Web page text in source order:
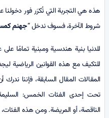
هذه هي التجربة التي تُكرَر فور دخولنا
شروط الآخرة، فسوف ندخل “جهنم
للدنيا بنية هندسية ومبنية تمامًا
للتكيف مع هذه القوانين الرياضية
المقالات المقال السابقة، فإننا
تحت إحدى الفئات الخمس: السليمة
الناقصة، أو المريضة. ومن هذه